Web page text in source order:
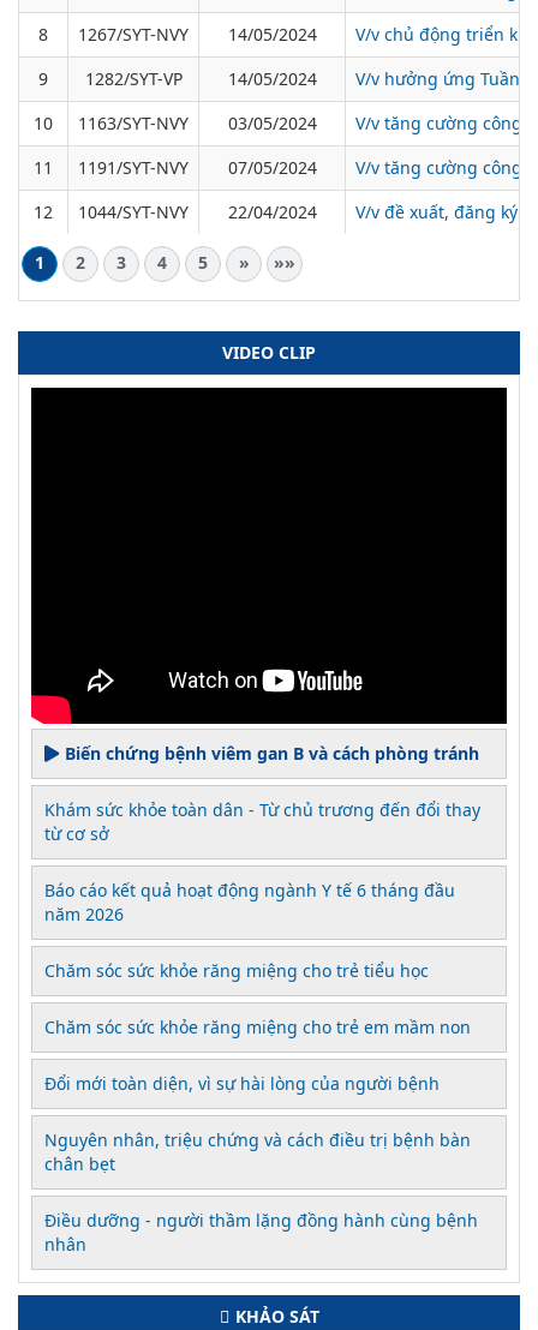
8
1267/SYT-NVY 14/05/2024
V/v chủ động triển
9
1282/SYT-VP 14/05/2024
V/v hưởng ứng Tuần
10
1163/SYT-NVY 03/05/2024
V/v tăng cường công
11
1191/SYT-NVY 07/05/2024
V/v tăng cường công
12
1044/SYT-NVY 22/04/2024 V/v đề xuất, đăng ký
1 2 3 4 5 » »»
VIDEO CLIP
Biến chứng bệnh viêm gan B và cách phòng tránh
Khám sức khỏe toàn dân - Từ chủ trương đến đổi thay
từ cơ sở
Báo cáo kết quả hoạt động ngành Y tế 6 tháng đầu
năm 2026
Chăm sóc sức khỏe răng miệng cho trẻ tiểu học
Chăm sóc sức khỏe răng miệng cho trẻ em mầm non
Đổi mới toàn diện, vì sự hài lòng của người bệnh
Nguyên nhân, triệu chứng và cách điều trị bệnh bàn
chân bẹt
Điều dưỡng - người thầm lặng đồng hành cùng bệnh
nhân
KHẢO SÁT